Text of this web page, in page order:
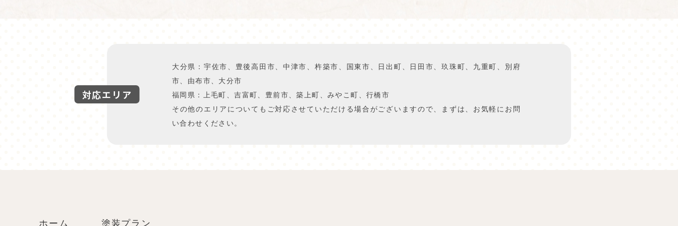
対応エリア
大分県：宇佐市、豊後高田市、中津市、杵築市、国東市、日出町、日田市、玖珠町、九重町、別府
市、由布市、大分市
福岡県：上毛町、吉富町、豊前市、築上町、みやこ町、行橋市
その他のエリアについてもご対応させていただける場合がございますので、まずは、お気軽にお問
い合わせください。
ホーム 塗装プラン